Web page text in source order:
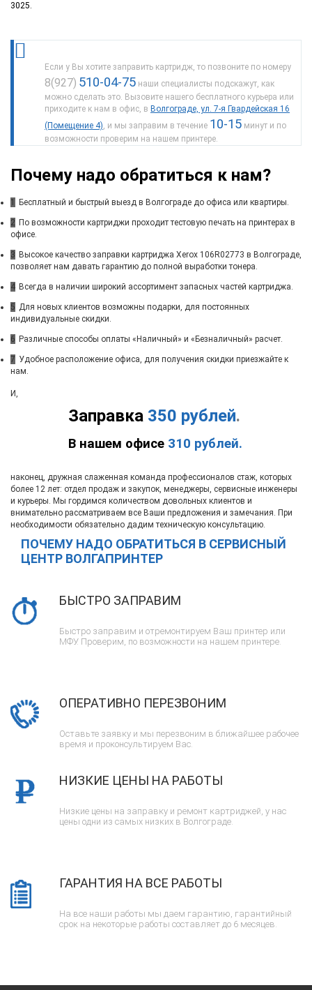
3025.
Если у Вы хотите заправить картридж, то позвоните по номеру
8(927) 510-04-75 наши специалисты подскажут, как
можно сделать это. Вызовите нашего бесплатного курьера или
приходите к нам в офис, в Волгограде, ул. 7-я Гвардейская 16
(Помещение 4), и мы заправим в течение 10-15 минут и по
возможности проверим на нашем принтере.
Почему надо обратиться к нам?
1 Бесплатный и быстрый выезд в Волгограде до офиса или квартиры.
2 По возможности картриджи проходит тестовую печать на принтерах в
офисе.
3 Высокое качество заправки картриджа Xerox 106R02773 в Волгограде,
позволяет нам давать гарантию до полной выработки тонера.
4 Всегда в наличии широкий ассортимент запасных частей картриджа.
5 Для новых клиентов возможны подарки, для постоянных
индивидуальные скидки.
6 Различные способы оплаты «Наличный» и «Безналичный» расчет.
7 Удобное расположение офиса, для получения скидки приезжайте к
нам.
Заправка 350 рублей.
В нашем офисе 310 рублей.
И,
наконец, дружная слаженная команда профессионалов стаж, которых
более 12 лет: отдел продаж и закупок, менеджеры, сервисные инженеры
и курьеры. Мы гордимся количеством довольных клиентов и
внимательно рассматриваем все Ваши предложения и замечания. При
необходимости обязательно дадим техническую консультацию.
ПОЧЕМУ НАДО ОБРАТИТЬСЯ В СЕРВИСНЫЙ
ЦЕНТР ВОЛГАПРИНТЕР
БЫСТРО ЗАПРАВИМ
Быстро заправим и отремонтируем Ваш принтер или
МФУ. Проверим, по возможности на нашем принтере.
ОПЕРАТИВНО ПЕРЕЗВОНИМ
Оставьте заявку и мы перезвоним в ближайшее рабочее
время и проконсультируем Вас.
НИЗКИЕ ЦЕНЫ НА РАБОТЫ
Низкие цены на заправку и ремонт картриджей, у нас
цены одни из самых низких в Волгограде.
ГАРАНТИЯ НА ВСЕ РАБОТЫ
На все наши работы мы даем гарантию, гарантийный
срок на некоторые работы составляет до 6 месяцев.